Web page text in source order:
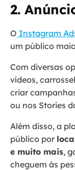
2.
O Instagram
um público
Com diversas
vídeos,
criar
ou nos Stories
Além disso, a
público por
e muito mais,
cheguem às